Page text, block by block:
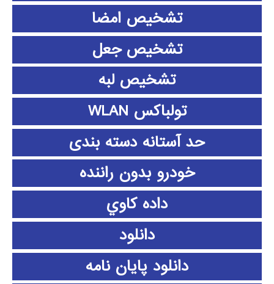
تشخیص امضا
تشخیص جعل
تشخیص لبه
تولباکس WLAN
حد آستانه دسته بندی
خودرو بدون راننده
داده كاوي
دانلود
دانلود پايان نامه